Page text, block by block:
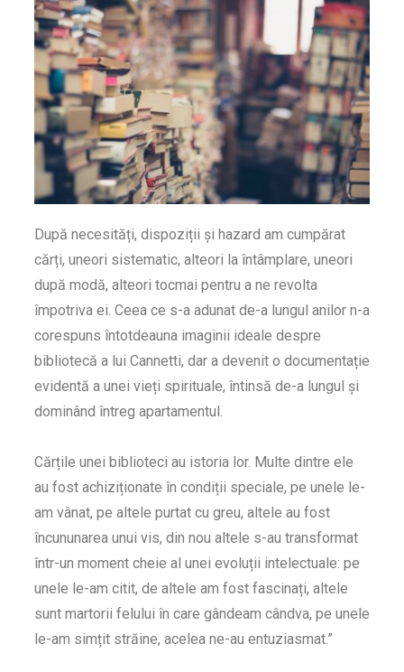
După necesități, dispoziții și hazard am cumpărat
cărți, uneori sistematic, alteori la întâmplare, uneori
după modă, alteori tocmai pentru a ne revolta
împotriva ei. Ceea ce s-a adunat de-a lungul anilor n-a
corespuns întotdeauna imaginii ideale despre
bibliotecă a lui Cannetti, dar a devenit o documentație
evidentă a unei vieți spirituale, întinsă de-a lungul și
dominând întreg apartamentul.
Cărțile unei biblioteci au istoria lor. Multe dintre ele
au fost achiziționate în condiții speciale, pe unele le-
am vânat, pe altele purtat cu greu, altele au fost
încununarea unui vis, din nou altele s-au transformat
într-un moment cheie al unei evoluții intelectuale: pe
unele le-am citit, de altele am fost fascinați, altele
sunt martorii felului în care gândeam cândva, pe unele
le-am simțit străine, acelea ne-au entuziasmat.”